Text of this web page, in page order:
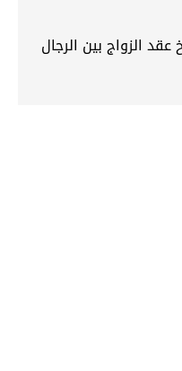
الزواج بين الرجال